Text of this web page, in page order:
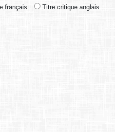
français
Titre critique anglais